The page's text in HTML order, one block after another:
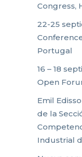
Congress,
22-25
Portugal
16 – 18
Open
Emil
de la
Industrial